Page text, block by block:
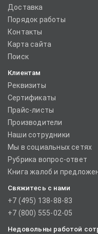
Доставка
Порядок работы
Контакты
Карта сайта
Поиск
Клиентам
Реквизиты
Сертификаты
Прайс-листы
Производители
Наши сотрудники
Мы в социальных сетях
Рубрика вопрос-ответ
Книга жалоб и
Свяжитесь с нами
+7 (495) 138-88-83
+7 (800) 555-02-05
Недовольны работой